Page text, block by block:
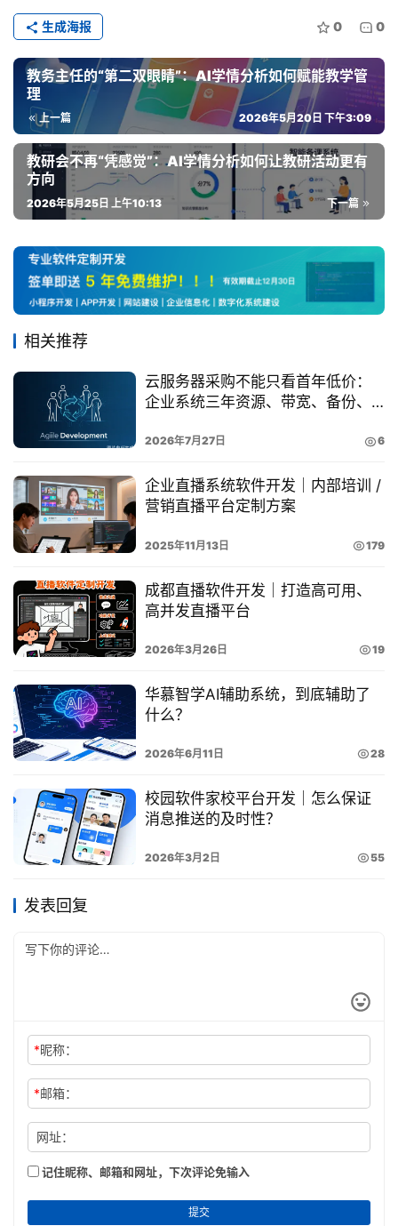
关
华
慕
联
系
我
们
4
0
0
5
5
-
0
6
5
登录 注册
0 0
生成海报
教务主任的“第二双眼睛”：AI学情分析如何赋能教学管
理
上一篇 2026年5月20日 下午3:09
教研会不再“凭感觉”：AI学情分析如何让教研活动更有
方向
下一篇
2026年5月25日 上午10:13
相关推荐
云服务器采购不能只看首年低价：
企业系统三年资源、带宽、备份、
2026年7月27日 6
企业直播系统软件开发｜内部培训 /
营销直播平台定制方案
2025年11月13日 179
成都直播软件开发｜打造高可用、
高并发直播平台
2026年3月26日 19
华慕智学AI辅助系统，到底辅助了
什么？
2026年6月11日 28
校园软件家校平台开发｜怎么保证
消息推送的及时性？
2026年3月2日 55
发表回复
*昵称：
*邮箱：
网址：
记住昵称、邮箱和网址，下次评论免输入
提交